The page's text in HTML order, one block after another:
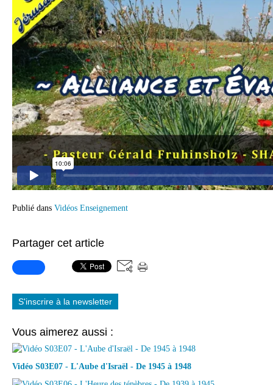
Publié dans Vidéos Enseignement
Partager cet article
S'inscrire à la newsletter
Vous aimerez aussi :
Vidéo S03E07 - L'Aube d'Israël - De 1945 à 1948